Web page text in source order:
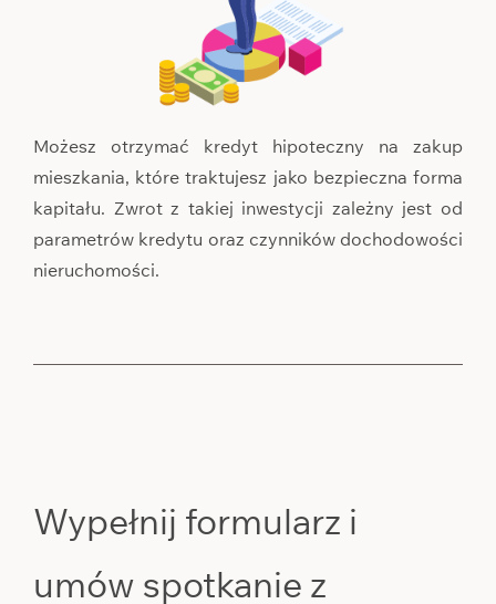
Możesz otrzymać kredyt hipoteczny na zakup
mieszkania, które traktujesz jako bezpieczna forma
kapitału. Zwrot z takiej inwestycji zależny jest od
parametrów kredytu oraz czynników dochodowości
nieruchomości.
Wypełnij formularz i
umów spotkanie z